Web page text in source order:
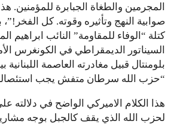
المجرمين والطغاة الجبابرة للمؤمنين.
صوابية النهج وتأثيره وقوته. كل
كتلة “الوفاء للمقاومة” النائب ابراهيم
السيناتور الديمقراطي في الكونغرس
بلومنتال قبيل مغادرته العاصمة
“حزب الله سرطان متفش يجب
هذا الكلام الاميركي الواضح في دلالته
لحزب الله الذي يقف كالجبل بوجه